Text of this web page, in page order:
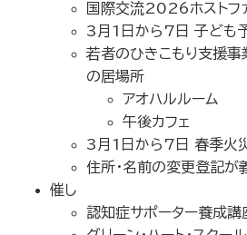
国際交流2026ホストフ
3月1日から7日 子ども
若者のひきこもり支援
の居場所
アオハルルーム
午後カフェ
3月1日から7日 春季火
住所･名前の変更登記が
催し
認知症サポーター養成講